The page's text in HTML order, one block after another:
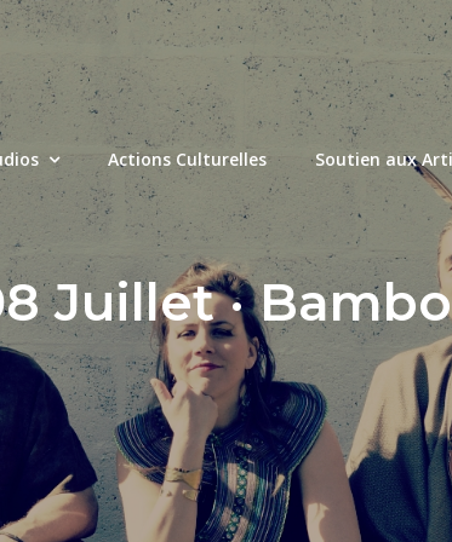
Actions Culturelles Soutien aux
Juillet ·